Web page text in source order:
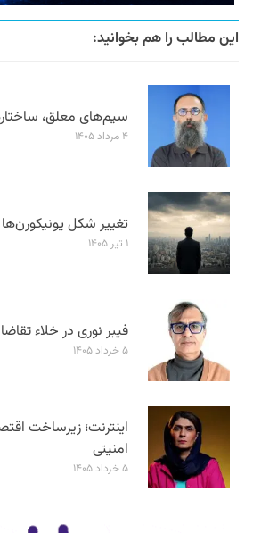
این مطالب را هم بخوانید:
سیم‌های معلق،
۴ مرداد ۱۴۰۵
تغییر شکل
۱ تیر ۱۴۰۵
فیبر نوری در خلاء تقاضا
۵ خرداد ۱۴۰۵
اینترنت؛ زیرساخت
امنیتی
۵ خرداد ۱۴۰۵